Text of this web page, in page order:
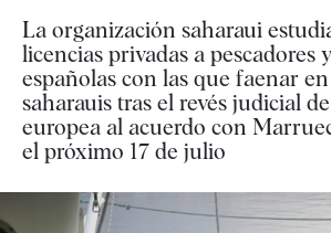
La organización saharaui
licencias privadas a pescadores
españolas con las que faenar
saharauis tras el revés judicial
europea al acuerdo con
el próximo 17 de julio